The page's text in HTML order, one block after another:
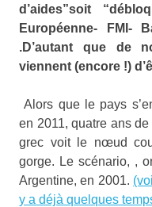
d’aides”soit
Européenne- FMI-
.D’autant que de
viennent (encore !)
Alors que le pays
en 2011, quatre ans
grec voit le nœud
gorge. Le scénario, ,
Argentine, en 2001.
y a déjà quelques